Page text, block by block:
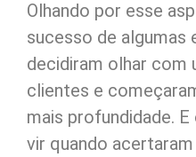
Olhando por esse
sucesso de algumas
decidiram olhar com
clientes e
mais profundidade.
vir quando